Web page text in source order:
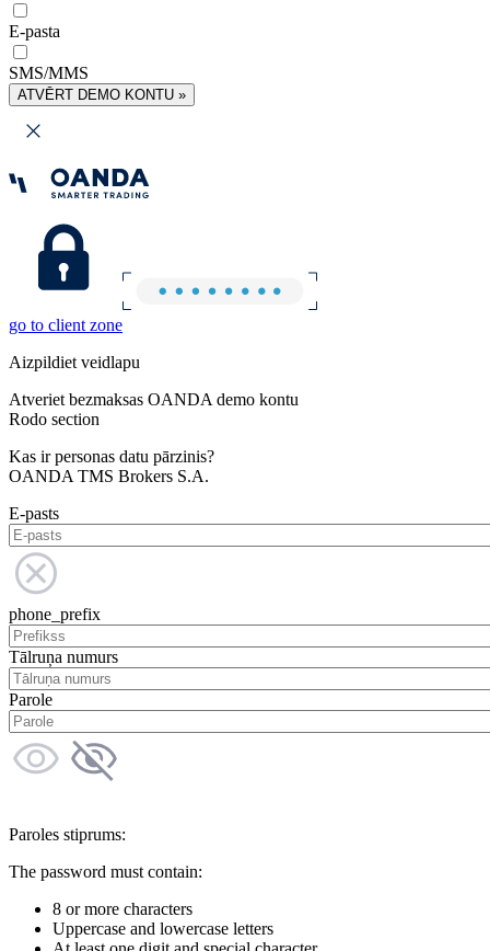
E-pasta
SMS/MMS
ATVĒRT DEMO KONTU »
go to client zone
Aizpildiet veidlapu
Atveriet bezmaksas OANDA demo kontu
Rodo section
Kas ir personas datu pārzinis?
OANDA TMS Brokers S.A.
E-pasts
phone_prefix
Tālruņa numurs
Parole
Paroles stiprums:
The password must contain:
8 or more characters
Uppercase and lowercase letters